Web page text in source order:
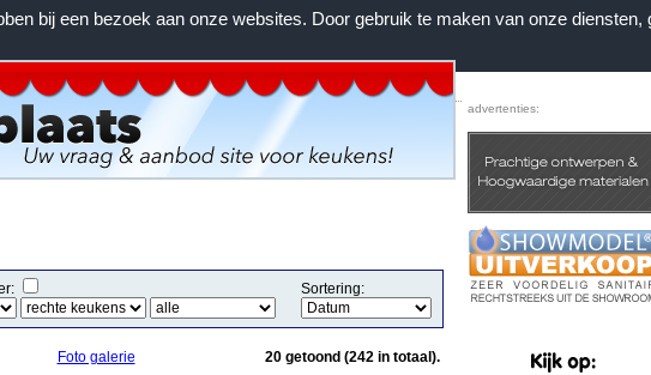
bij een bezoek aan onze websites. Door gebruik te maken van onze
Home | Voorwaarden | Contact Favorieten
advertenties:
Sortering:
Foto galerie 20 getoond (242 in totaal).